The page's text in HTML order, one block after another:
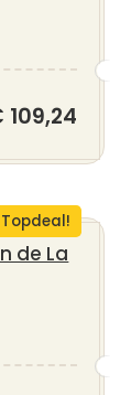
109,24
Topdeal!
de La